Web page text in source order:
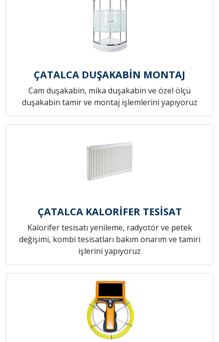
ÇATALCA DUŞAKABİN MONTAJ
Cam duşakabin, mika duşakabin ve özel ölçü
duşakabin tamir ve montaj işlemlerini yapıyoruz
ÇATALCA KALORİFER TESİSAT
Kalorifer tesisatı yenileme, radyotör ve petek
değişimi, kombi tesisatları bakım onarım ve tamiri
işlerini yapıyoruz